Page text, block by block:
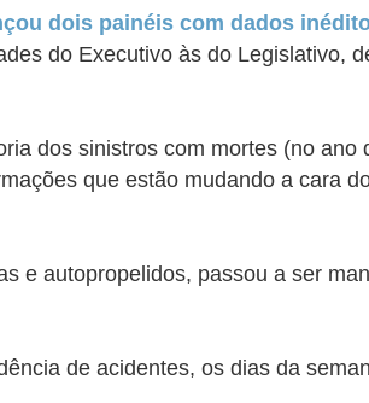
dois painéis com dados
do Executivo às do Legislativo,
dos sinistros com mortes (no
que estão mudando a cara
e autopropelidos, passou a ser
de acidentes, os dias da